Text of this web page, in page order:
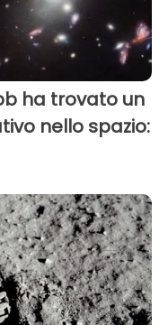
ha trovato un
nello spazio: